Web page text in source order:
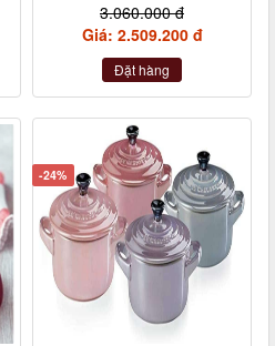
3.060.000 đ
Giá: 2.509.200 đ
Đặt hàng
-24%